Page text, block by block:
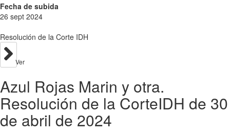
Fecha de subida
26 sept 2024
Resolución de la Corte IDH
Ver
Azul Rojas Marin y otra.
Resolución de la CorteIDH de 30
de abril de 2024